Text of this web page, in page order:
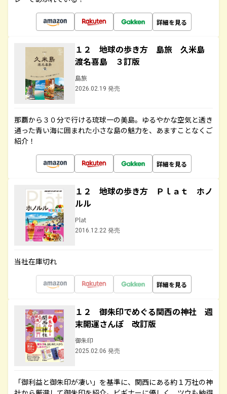
詳細を見る
１２ 地球の歩き方 島旅 久米島
渡名喜島 ３訂版
島旅
2026.02.19 発売
那覇から３０分で行ける琉球一の美島。ゆるやかな空気と透き
通った青い海に囲まれた小さな島の魅力を、あますことなくご
紹介！
詳細を見る
１２ 地球の歩き方 Ｐｌａｔ ホノ
ルル
Plat
2016.12.22 発売
当社在庫切れ
詳細を見る
１２ 御朱印でめぐる関西の神社 週
末開運さんぽ 改訂版
御朱印
2025.02.06 発売
「御利益と御朱印が凄い」を基準に、関西にある約１万社の神